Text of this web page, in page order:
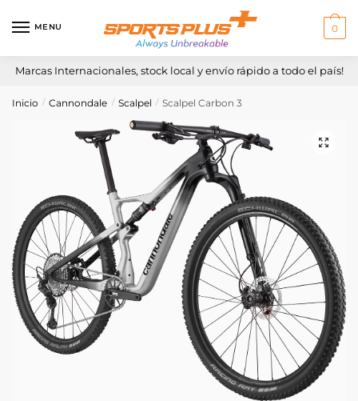
MENU 0
Marcas Internacionales, stock local y envío rápido a todo el país!
Inicio / Cannondale / Scalpel / Scalpel Carbon 3